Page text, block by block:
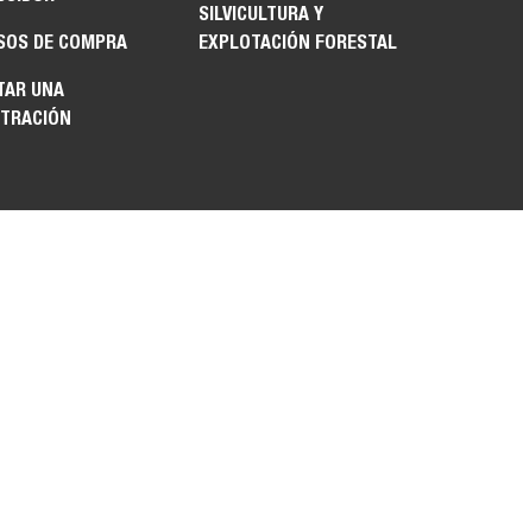
DE COMPRA
UNA
SILVICULTURA Y
EXPLOTACIÓN FORESTAL